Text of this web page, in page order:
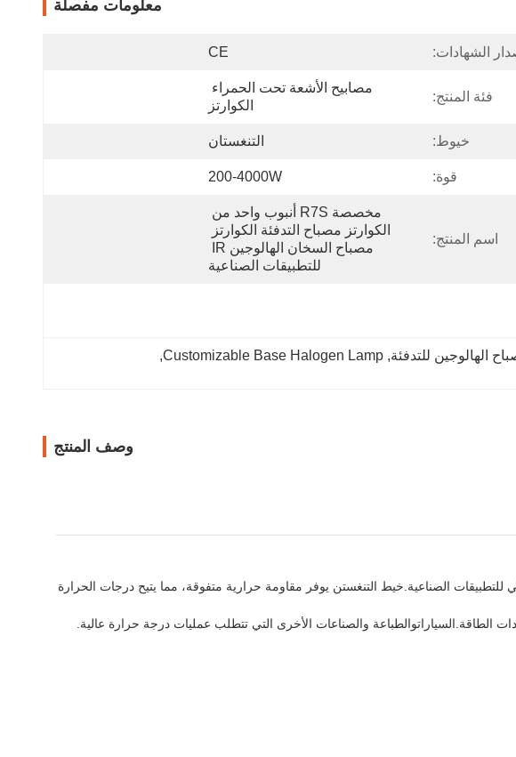
معلومات مفصلة
الشهادات: CE
فئة المنتج:
الكوارتز
خيوط: التنغستان
قوة: 200-4000W
اسم المنتج:
للتطبيقات الصناعية
,
Customizable Base Halogen Lamp
,
وصف المنتج
الصناعية.خيط التنغستن يوفر مقاومة حرارية متفوقة، مما يتيح درجات الحرارة